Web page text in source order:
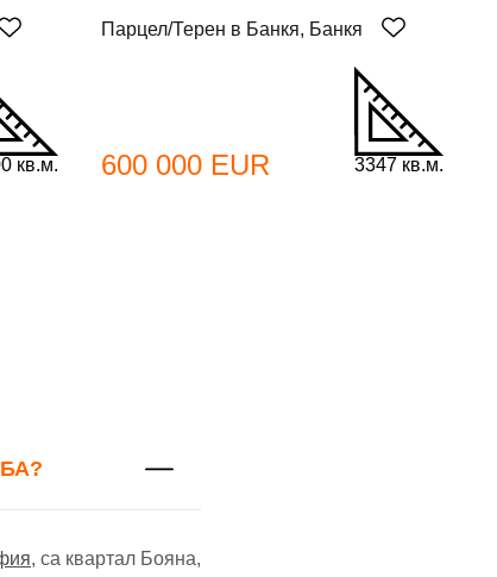
кв.м.
Парцел/Терен в Банкя, Банкя
600 000 EUR 3347 кв.м.
, са квартал Бояна,